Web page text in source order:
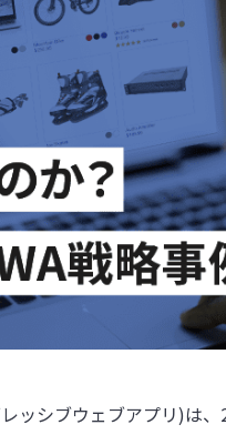
ッシブウェブアプリ)は